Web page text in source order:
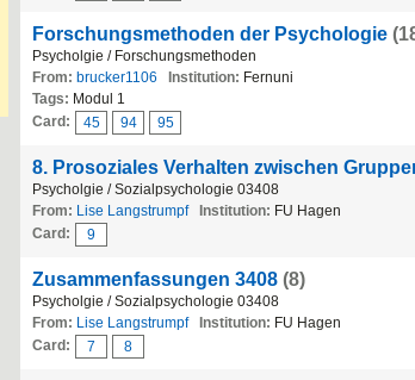
Forschungsmethoden der Psychologie
Psycholgie / Forschungsmethoden
From: brucker1106 Institution: Fernuni
Tags: Modul 1
Card:
45 94 95
8. Prosoziales Verhalten zwischen
Psycholgie / Sozialpsychologie 03408
From: Lise Langstrumpf Institution: FU Hagen
Card:
9
Zusammenfassungen 3408 (8)
Psycholgie / Sozialpsychologie 03408
From: Lise Langstrumpf Institution: FU Hagen
Card:
7 8